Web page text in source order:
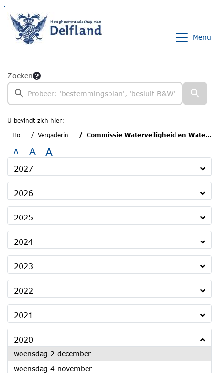
Menu
Zoeken
U bevindt zich hier:
Home
Vergaderingen Commissie Waterveiligheid en Waterketen
A A A
2027
2026
2025
2024
2023
2022
2021
2020
woensdag 2 december2020
woensdag 4 november2020